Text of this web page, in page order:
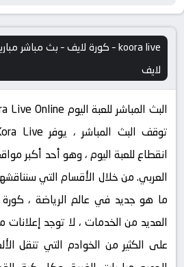
لايف
انقطاع للعبة اليوم ، وهو أحد أكبر
العربي. من خلال الأقسام التي
ما هو جديد في عالم الرياضة ،
العديد من الخدمات ، لا توجد
على الكثير من الخوادم التي تنقل